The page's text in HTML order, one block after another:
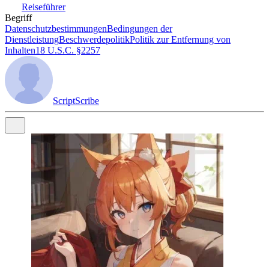
Reiseführer
Begriff
DatenschutzbestimmungenBedingungen der
DienstleistungBeschwerdepolitikPolitik zur Entfernung von
Inhalten18 U.S.C. §2257
ScriptScribe